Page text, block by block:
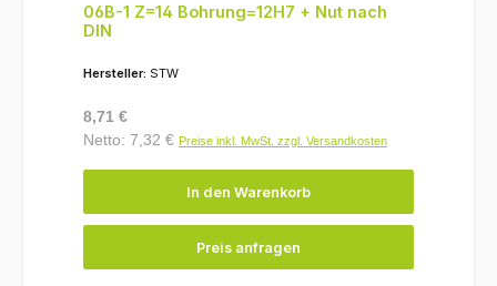
06B-1 Z=14 Bohrung=12H7 + Nut nach
DIN
Hersteller: STW
Regulärer Preis:
8,71 €
Netto: 7,32 € Preise inkl. MwSt. zzgl. Versandkosten
In den Warenkorb
Preis anfragen